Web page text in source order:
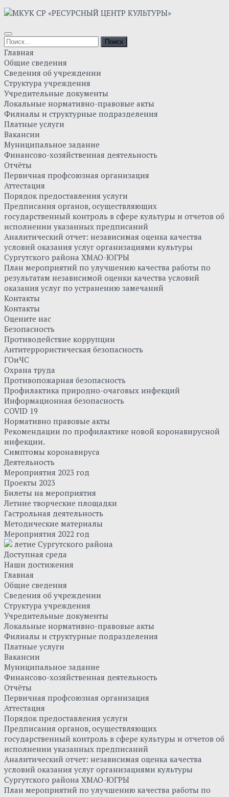
Skip
content
Найти:
Главная
Общие сведения
Сведения об учреждении
Структура учреждения
Учредительные документы
Локальные нормативно-правовые акты
Филиалы и структурные подразделения
Платные услуги
Вакансии
Муниципальное задание
Финансово-хозяйственная деятельность
Отчёты
Первичная профсоюзная организация
Аттестация
Порядок предоставления услуги
Предписания органов, осуществляющих
государственный контроль в сфере культуры и отчетов об
исполнении указанных предписаний
Аналитический отчет: независимая оценка качества
условий оказания услуг организациями культуры
Сургутского района ХМАО-ЮГРЫ
План мероприятий по улучшению качества работы по
результатам независимой оценки качества условий
оказания услуг по устранению замечаний
Контакты
Контакты
Оцените нас
Безопасность
Противодействие коррупции
Антитеррористическая безопасность
ГОиЧС
Охрана труда
Противопожарная безопасность
Профилактика природно-очаговых инфекций
Информационная безопасность
COVID 19
Нормативно правовые акты
Рекомендации по профилактике новой коронавирусной
инфекции.
Симптомы коронавируса
Деятельность
Мероприятия 2023 год
Проекты 2023
Билеты на мероприятия
Летние творческие площадки
Гастрольная деятельность
Методические материалы
Мероприятия 2022 год
летие Сургутского района
Доступная среда
Наши достижения
Главная
Общие сведения
Сведения об учреждении
Структура учреждения
Учредительные документы
Локальные нормативно-правовые акты
Филиалы и структурные подразделения
Платные услуги
Вакансии
Муниципальное задание
Финансово-хозяйственная деятельность
Отчёты
Первичная профсоюзная организация
Аттестация
Порядок предоставления услуги
Предписания органов, осуществляющих
государственный контроль в сфере культуры и отчетов об
исполнении указанных предписаний
Аналитический отчет: независимая оценка качества
условий оказания услуг организациями культуры
Сургутского района ХМАО-ЮГРЫ
План мероприятий по улучшению качества работы по